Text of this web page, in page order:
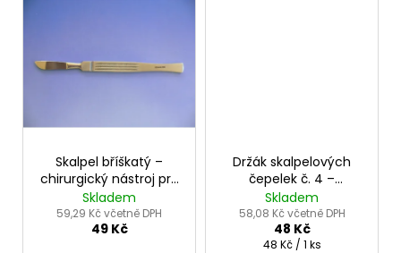
Skalpel bříškatý –
chirurgický nástroj pro
řezy v měkkých
tkáních
Skladem
59,29 Kč včetně DPH
49 Kč
Držák skalpelových
čepelek č. 4 –
nerezová ocel pro
čepelky 20–23
Skladem
58,08 Kč včetně DPH
48 Kč
Měrná
48 Kč / 1 ks